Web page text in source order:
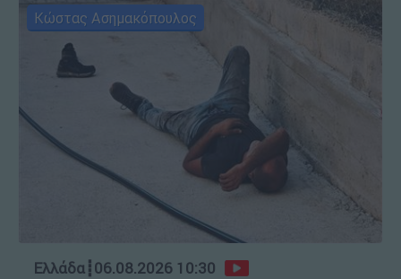
Κώστας Ασημακόπουλος
Ελλάδα┋06.08.2026 10:30